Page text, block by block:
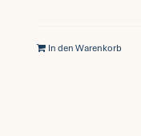
In den Warenkorb